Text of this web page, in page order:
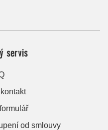
servis
od smlouvy